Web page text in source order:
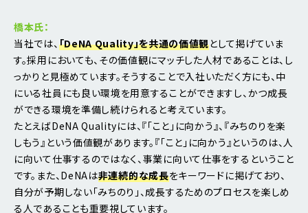
橋本氏：
当社では、「DeNA Quality」を共通の価値観として掲げていま
す。採用においても、その価値観にマッチした人材であることは、し
っかりと見極めています。そうすることで入社いただく方にも、中
にいる社員にも良い環境を用意することができますし、かつ成長
ができる環境を準備し続けられると考えています。
たとえばDeNA Qualityには、『「こと」に向かう』、『みちのりを楽
しもう』という価値観があります。『「こと」に向かう』というのは、人
に向いて仕事するのではなく、事業に向いて仕事をするということ
です。また、DeNAは非連続的な成長をキーワードに掲げており、
自分が予期しない「みちのり」、成長するためのプロセスを楽しめ
る人であることも重要視しています。